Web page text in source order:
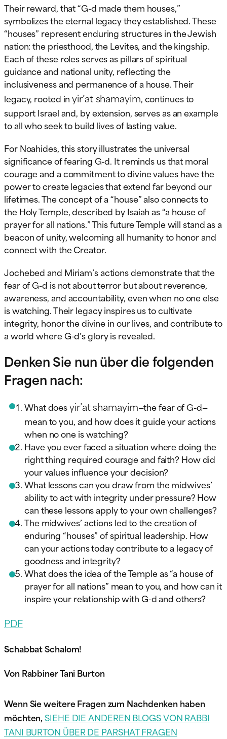
Their reward, that “G-d made them houses,”
symbolizes the eternal legacy they established. These
“houses” represent enduring structures in the Jewish
nation: the priesthood, the Levites, and the kingship.
Each of these roles serves as pillars of spiritual
guidance and national unity, reflecting the
inclusiveness and permanence of a house. Their
legacy, rooted inyir’at shamayim, continues to
support Israel and, by extension, serves as an example
to all who seek to build lives of lasting value.
For Noahides, this story illustrates the universal
significance of fearing G-d. It reminds us that moral
courage and a commitment to divine values have the
power to create legacies that extend far beyond our
lifetimes. The concept of a “house” also connects to
the Holy Temple, described by Isaiah as “a house of
prayer for all nations.” This future Temple will stand as a
beacon of unity, welcoming all humanity to honor and
connect with the Creator.
Jochebed and Miriam’s actions demonstrate that the
fear of G-d is not about terror but about reverence,
awareness, and accountability, even when no one else
is watching. Their legacy inspires us to cultivate
integrity, honor the divine in our lives, and contribute to
a world where G-d’s glory is revealed.
Denken Sie nun über die folgenden
Fragen nach:
What doesyir’at shamayim—the fear of G-d—
mean to you, and how does it guide your actions
when no one is watching?
Have you ever faced a situation where doing the
right thing required courage and faith? How did
your values influence your decision?
What lessons can you draw from the midwives’
ability to act with integrity under pressure? How
can these lessons apply to your own challenges?
The midwives’ actions led to the creation of
enduring “houses” of spiritual leadership. How
can your actions today contribute to a legacy of
goodness and integrity?
What does the idea of the Temple as “a house of
prayer for all nations” mean to you, and how can it
inspire your relationship with G-d and others?
PDF
Schabbat Schalom!
Von Rabbiner Tani Burton
Wenn Sie weitere Fragen zum Nachdenken haben
möchten,SIEHE DIE ANDEREN BLOGS VON RABBI
TANI BURTON ÜBER DE PARSHAT FRAGEN